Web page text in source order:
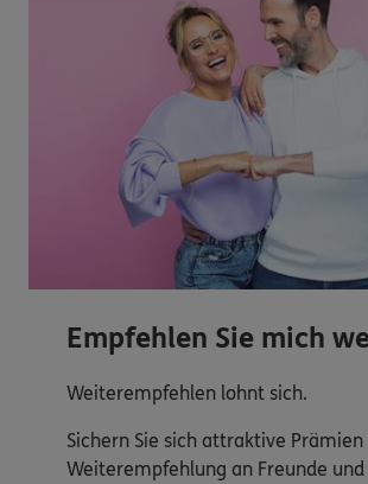
Empfehlen Sie mich
Weiterempfehlen lohnt sich.
Sichern Sie sich attraktive
Weiterempfehlung an Freunde und